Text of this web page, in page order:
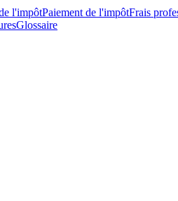
l'impôtPaiement de l'impôtFrais
Glossaire